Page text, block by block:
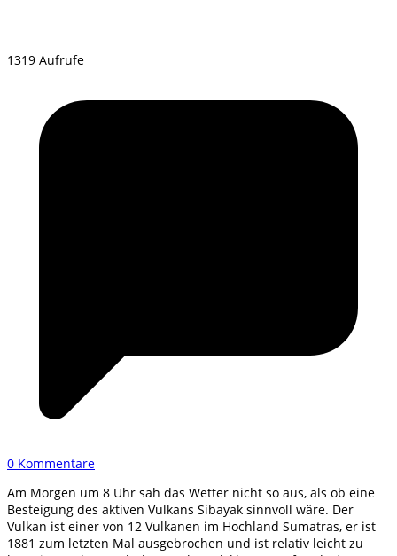
1319 Aufrufe
0 Kommentare
Am Morgen um 8 Uhr sah das Wetter nicht so aus, als ob eine
Besteigung des aktiven Vulkans Sibayak sinnvoll wäre. Der
Vulkan ist einer von 12 Vulkanen im Hochland Sumatras, er ist
1881 zum letzten Mal ausgebrochen und ist relativ leicht zu